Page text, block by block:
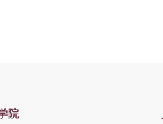
院